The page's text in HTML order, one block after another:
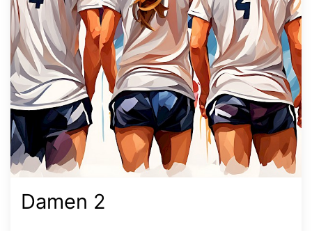
Damen 2